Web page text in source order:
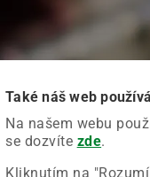
Také náš web
Na našem webu
se dozvíte zde.
Kliknutím na